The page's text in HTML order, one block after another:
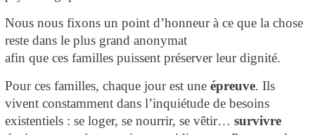
Nous nous fixons un point d’honneur à ce que la chose
reste dans le plus grand anonymat
afin que ces familles puissent préserver leur dignité.
Pour ces familles, chaque jour est une épreuve. Ils
vivent constamment dans l’inquiétude de besoins
existentiels : se loger, se nourrir, se vêtir… survivre